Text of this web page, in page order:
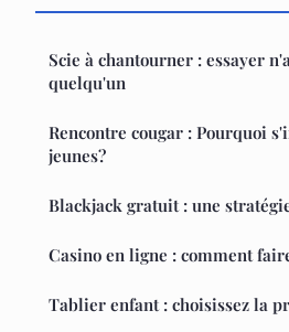
Scie à chantourner : essayer
quelqu'un
Rencontre cougar : Pourquoi
jeunes?
Blackjack gratuit : une
Casino en ligne : comment
Tablier enfant : choisissez la